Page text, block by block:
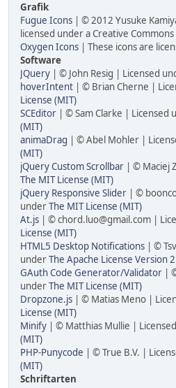
Grafik
Fugue Icons | © 2012 Yusuke
licensed under a Creative
Oxygen Icons | These icons are
Software
JQuery | © John Resig | Licensed
hoverIntent | © Brian Cherne |
License (MIT)
SCEditor | © Sam Clarke | Licensed
(MIT)
animaDrag | © Abel Mohler |
(MIT)
jQuery Custom Scrollbar | © Maciej
The MIT License (MIT)
jQuery Responsive Slider | ©
underThe MIT License (MIT)
At.js | © chord.luo@gmail.com |
License (MIT)
HTML5 Desktop Notifications | ©
underThe Apache License Version
GAuth Code Generator/Validator |
underThe MIT License (MIT)
Dropzone.js | © Matias Meno |
License (MIT)
Minify | © Matthias Mullie |
(MIT)
PHP-Punycode | © True B.V. |
(MIT)
Schriftarten